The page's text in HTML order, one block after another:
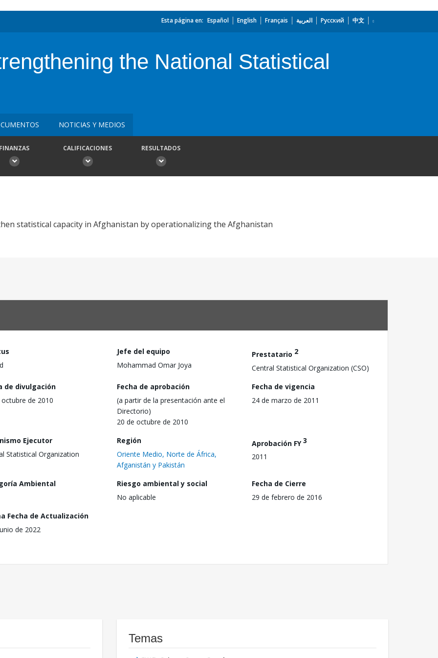
Esta página en: Español English Français العربية Русский 中文
the National Statistical
NOTICIAS Y MEDIOS
CALIFICACIONES RESULTADOS
statistical capacity in Afghanistan by operationalizing the Afghanistan
Jefe del equipo
Mohammad Omar Joya
Prestatario 2
Central Statistical Organization (CSO)
de divulgación
de 2010
Fecha de aprobación
(a partir de la presentación ante el
Directorio)
20 de octubre de 2010
Fecha de vigencia
24 de marzo de 2011
Ejecutor
Statistical Organization
Región
Oriente Medio, Norte de África,
Afganistán y Pakistán
Aprobación FY3
2011
Ambiental
Riesgo ambiental y social
No aplicable
Fecha de Cierre
29 de febrero de 2016
Fecha de Actualización
de 2022
Temas